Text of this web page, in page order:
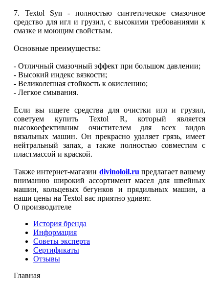
7. Textol Syn - полностью синтетическое смазочное
средство для игл и грузил, с высокими требованиями к
смазке и моющим свойствам.
Основные преимущества:
- Отличный смазочный эффект при большом давлении;
- Высокий индекс вязкости;
- Великолепная стойкость к окислению;
- Легкое смывания.
Если вы ищете средства для очистки игл и грузил,
советуем купить Textol R, который является
высокоефективним очистителем для всех видов
вязальных машин. Он прекрасно удаляет грязь, имеет
нейтральный запах, а также полностью совместим с
пластмассой и краской.
Также интернет-магазин divinoloil.ru предлагает вашему
вниманию широкий ассортимент масел для швейных
машин, кольцевых бегунков и прядильных машин, а
наши цены на Textol вас приятно удивят.
О производителе
История бренда
Информация
Советы эксперта
Сертификаты
Отзывы
Главная